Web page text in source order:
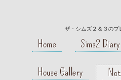
ザ・シムズ２＆３のプ
Home Sims2 Diary
House Gallery